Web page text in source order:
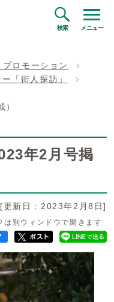
検索 メニュー
ロモーション
「街人探訪」
）
年2月号掲
[更新日：2023年2月8日]
は別ウィンドウで開きます